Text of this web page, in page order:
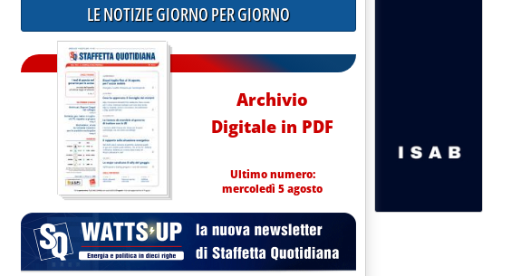
LE NOTIZIE GIORNO PER GIORNO
Archivio
Digitale in PDF
Ultimo numero:
mercoledì 5 agosto